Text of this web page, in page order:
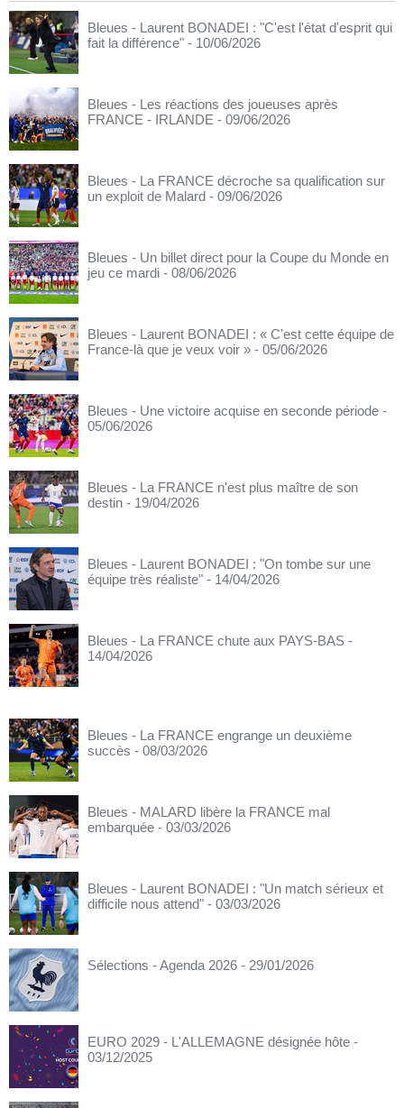
Bleues - Laurent BONADEI : "C'est l'état d'esprit qui
fait la différence" - 10/06/2026
Bleues - Les réactions des joueuses après
FRANCE - IRLANDE - 09/06/2026
Bleues - La FRANCE décroche sa qualification sur
un exploit de Malard - 09/06/2026
Bleues - Un billet direct pour la Coupe du Monde en
jeu ce mardi - 08/06/2026
Bleues - Laurent BONADEI : « C'est cette équipe de
France-là que je veux voir » - 05/06/2026
Bleues - Une victoire acquise en seconde période -
05/06/2026
Bleues - La FRANCE n'est plus maître de son
destin - 19/04/2026
Bleues - Laurent BONADEI : "On tombe sur une
équipe très réaliste" - 14/04/2026
Bleues - La FRANCE chute aux PAYS-BAS -
14/04/2026
Bleues - La FRANCE engrange un deuxième
succès - 08/03/2026
Bleues - MALARD libère la FRANCE mal
embarquée - 03/03/2026
Bleues - Laurent BONADEI : "Un match sérieux et
difficile nous attend" - 03/03/2026
Sélections - Agenda 2026 - 29/01/2026
EURO 2029 - L'ALLEMAGNE désignée hôte -
03/12/2025